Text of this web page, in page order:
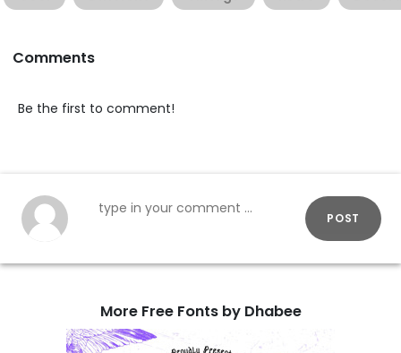
Comments
Be the first to comment!
POST
More Free Fonts by Dhabee